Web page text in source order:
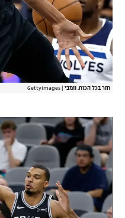
חזר בכל הכוח. וומבי GettyImages